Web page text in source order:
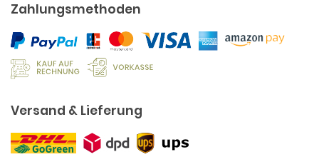
Zahlungsmethoden
Versand & Lieferung